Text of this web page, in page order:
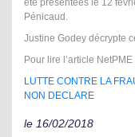
été présentées le 12
Pénicaud.
Justine Godey décrypte
Pour lire l’article
LUTTE CONTRE LA
NON DECLARE
le 16/02/2018